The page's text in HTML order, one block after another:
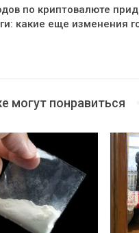
по криптовалюте
какие еще изменения
могут понравиться